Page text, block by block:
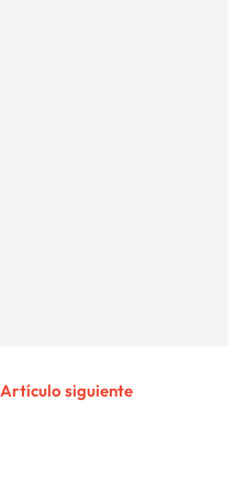
Artículo siguiente